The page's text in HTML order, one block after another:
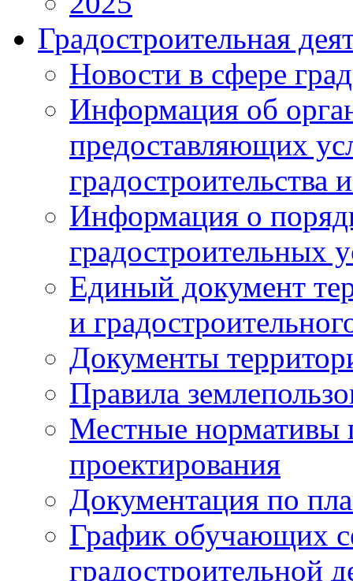
Градостроительная
Новости в сфере
Информация об
предоставляющих
градостроительства
Информация о
градостроительных
Единый документ
и
Документы
Правила
Местные нормативы
проектирования
Документация по
График обучающих
градостроительной